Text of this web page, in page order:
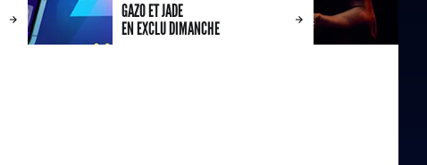
GAZO ET JADE
EN EXCLU DIMANCHE